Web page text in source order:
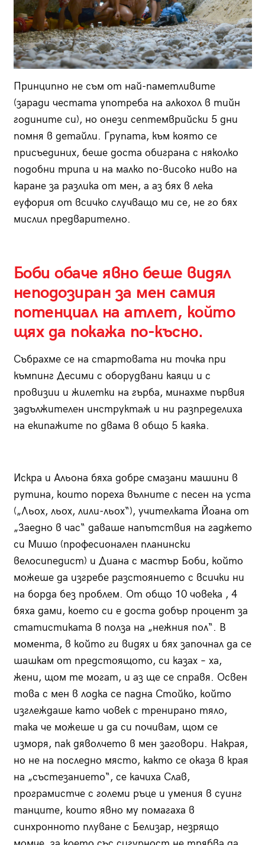
Принципно не съм от най-паметливите
(заради честата употреба на алкохол в тийн
годините си), но онези септемврийски 5 дни
помня в детайли. Групата, към която се
присъединих, беше доста обиграна с няколко
подобни трипа и на малко по-високо ниво на
каране за разлика от мен, а аз бях в лека
еуфория от всичко случващо ми се, не го бях
мислил предварително.
Боби обаче явно беше видял
неподозиран за мен самия
потенциал на атлет, който
щях да покажа по-късно.
Събрахме се на стартовата ни точка при
къмпинг Десими с оборудвани каяци и с
провизии и жилетки на гърба, минахме първия
задължителен инструктаж и ни разпределиха
на екипажите по двама в общо 5 каяка.
Искра и Альона бяха добре смазани машини в
рутина, които пореха вълните с песен на уста
(„Льох, льох, лили-льох“), учителката Йоана от
„Заедно в час“ даваше напътствия на гаджето
си Мишо (професионален планински
велосипедист) и Диана с мастър Боби, който
можеше да изгребе разстоянието с всички ни
на борда без проблем. От общо 10 човека , 4
бяха дами, което си е доста добър процент за
статистиката в полза на „нежния пол“. В
момента, в който ги видях и бях започнал да се
шашкам от предстоящото, си казах – ха,
жени, щом те могат, и аз ще се справя. Освен
това с мен в лодка се падна Стойко, който
изглеждаше като човек с тренирано тяло,
така че можеше и да си почивам, щом се
изморя, пак дяволчето в мен заговори. Накрая,
но не на последно място, както се оказа в края
на „състезанието“, се качиха Слав,
програмистче с големи ръце и умения в суинг
танците, които явно му помагаха в
синхронното плуване с Белизар, незрящо